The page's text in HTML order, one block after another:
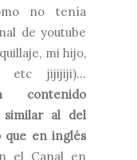
no tenía
de youtube
mi hijo,
etc jijijiji)...
contenido
similar al del
que en inglés
el Canal en